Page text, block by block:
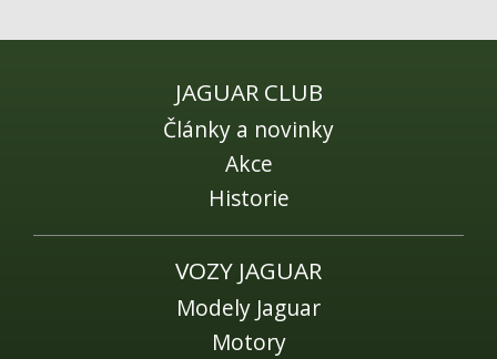
JAGUAR CLUB
Články a novinky
Akce
Historie
VOZY JAGUAR
Modely Jaguar
Motory